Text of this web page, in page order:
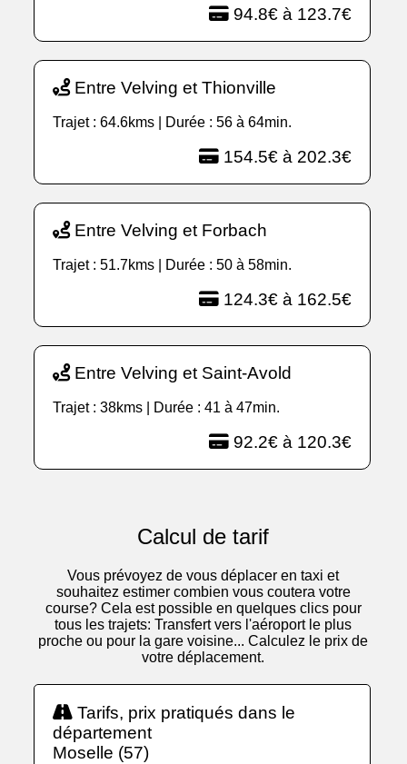
94.8€ à 123.7€
Entre Velving et Thionville
Trajet : 64.6kms | Durée : 56 à 64min.
154.5€ à 202.3€
Entre Velving et Forbach
Trajet : 51.7kms | Durée : 50 à 58min.
124.3€ à 162.5€
Entre Velving et Saint-Avold
Trajet : 38kms | Durée : 41 à 47min.
92.2€ à 120.3€
Calcul de tarif
Vous prévoyez de vous déplacer en taxi et
souhaitez estimer combien vous coutera votre
course? Cela est possible en quelques clics pour
tous les trajets: Transfert vers l'aéroport le plus
proche ou pour la gare voisine... Calculez le prix de
votre déplacement.
Tarifs, prix pratiqués dans le
département
Moselle (57)